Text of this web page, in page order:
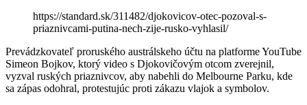
https://standard.sk/311482/djokovicov-otec-pozoval-s-
priaznivcami-putina-nech-zije-rusko-vyhlasil/
Prevádzkovateľ proruského austrálskeho účtu na platforme YouTube
Simeon Bojkov, ktorý video s Djokovičovým otcom zverejnil,
vyzval ruských priaznivcov, aby nabehli do Melbourne Parku, kde
sa zápas odohral, protestujúc proti zákazu vlajok a symbolov.